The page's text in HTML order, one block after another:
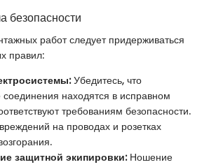
безопасности
работ следует придерживаться
правил:
Убедитесь, что
соединения находятся в исправном
требованиям безопасности.
на проводах и розетках
защитной экипировки:Ношение